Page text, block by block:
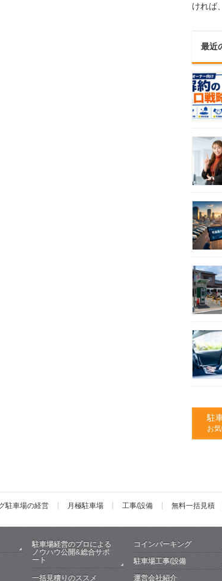
ければ
最近
駐
お
駐車場の経営 月極駐車場 工事/設備 無料一括見積
駐車場経営のプロによる
ノウハウ公開&総合サポ
ート
コインパーキング
駐車場工事/設備
一括見積りのススメ 運営会社紹介